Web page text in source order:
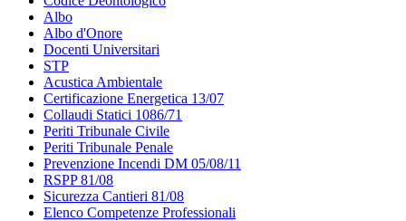
Albo
Albo d'Onore
Docenti Universitari
STP
Acustica Ambientale
Certificazione Energetica 13/07
Collaudi Statici 1086/71
Periti Tribunale Civile
Periti Tribunale Penale
Prevenzione Incendi DM 05/08/11
RSPP 81/08
Sicurezza Cantieri 81/08
Elenco Competenze Professionali